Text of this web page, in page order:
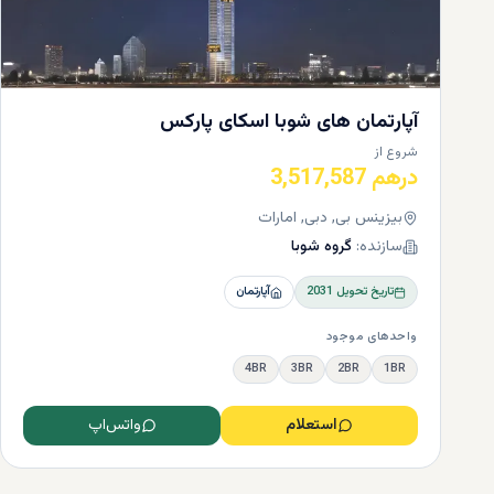
تامین
بهترین
دوست
مانند "Choithrams" و "West Zone" وجود دارد که می‌توانید هر آنچه را که می‌خواهید پیدا کنید.
آپارتمان‌ های شوبا اسکای‌ پارکس
شروع از
درهم 3,517,587
بیزینس بی, دبی, امارات
سازنده: گروه شوبا
تاریخ تحویل 2031 آپارتمان
واحدهای موجود
1BR
2BR
3BR
4BR
استعلام واتس‌اپ